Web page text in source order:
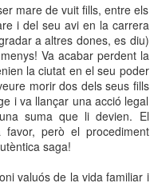
mare de vuit fills, entre els
i del seu avi en la carrera
a altres dones, es diu)
Va acabar perdent la
la ciutat en el seu poder
morir dos dels seus fills
i va llançar una acció legal
suma que li devien. El
però el procediment
saga!
valuós de la vida familiar i